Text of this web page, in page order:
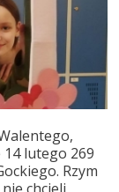
14 lutego 269
Rzym